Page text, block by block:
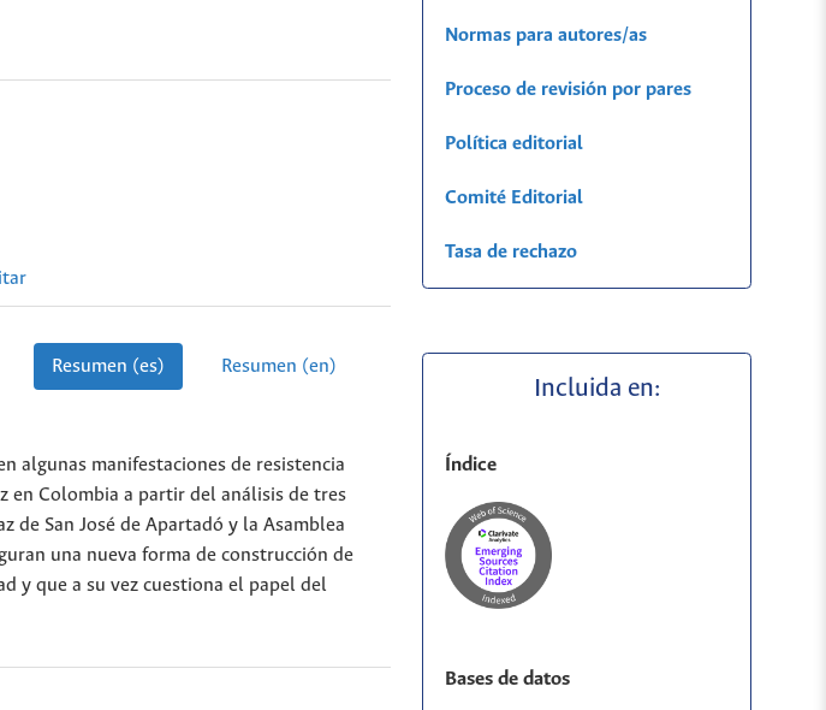
Resumen (es) Resumen (en)
algunas manifestaciones de resistencia
en Colombia a partir del análisis de tres
de San José de Apartadó y la Asamblea
una nueva forma de construcción de
y que a su vez cuestiona el papel del
Normas para autores/as
Proceso de revisión por pares
Política editorial
Comité Editorial
Tasa de rechazo
Incluida en:
Índice
Bases de datos